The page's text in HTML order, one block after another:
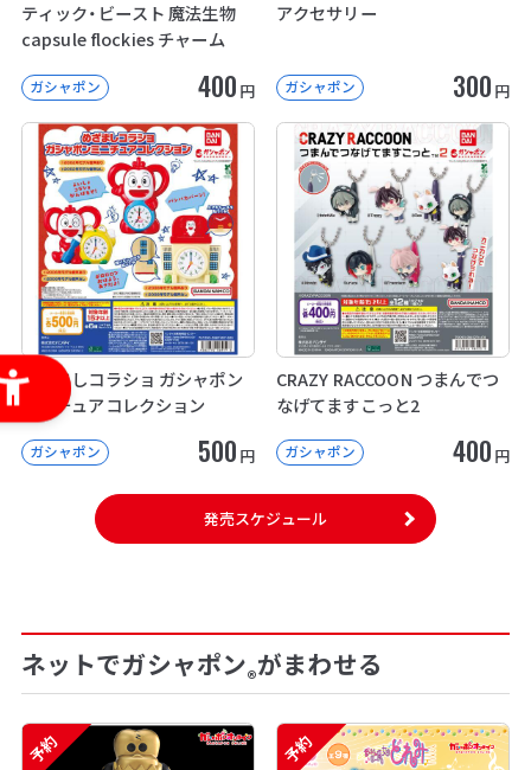
ティック・ビースト 魔法生物
capsule flockies チャーム
ガシャポン 400 円
アクセサリー
ガシャポン 300 円
めざましコラショ ガシャポン
ミニチュアコレクション
ガシャポン 500 円
CRAZY RACCOON つまんでつ
なげてますこっと2
ガシャポン 400 円
発売スケジュール
ネットでガシャポン®がまわせる
予約 予約